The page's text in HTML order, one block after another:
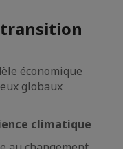
économique
globaux
climatique